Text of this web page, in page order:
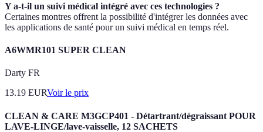
Y a-t-il un suivi médical intégré avec ces technologies ?
Certaines montres offrent la possibilité d'intégrer les données avec
les applications de santé pour un suivi médical en temps réel.
A6WMR101 SUPER CLEAN
Darty FR
13.19 EURVoir le prix
CLEAN & CARE M3GCP401 - Détartrant/dégraissant POUR
LAVE-LINGE/lave-vaisselle, 12 SACHETS